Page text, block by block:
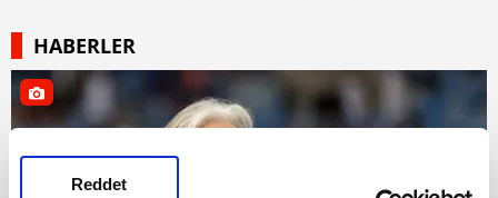
Reddet
HABERLER